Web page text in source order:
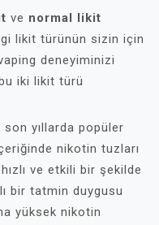
ve normal likit
likit türünün sizin için
deneyiminizi
iki likit türü
yıllarda popüler
nikotin tuzları
ve etkili bir şekilde
bir tatmin duygusu
yüksek nikotin